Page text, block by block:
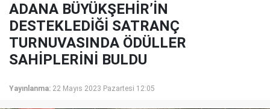
ADANA BÜYÜKŞEHİR’İN
DESTEKLEDİĞİ SATRANÇ
TURNUVASINDA ÖDÜLLER
SAHİPLERİNİ BULDU
Yayınlanma: 22 Mayıs 2023 Pazartesi 12:05